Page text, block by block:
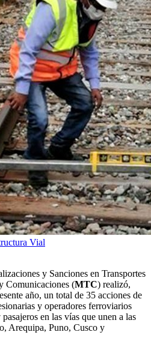
Vial
y Sanciones en Transportes
Comunicaciones (MTC) realizó,
año, un total de 35 acciones de
y operadores ferroviarios
en las vías que unen a las
Arequipa, Puno, Cusco y